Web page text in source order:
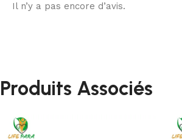
Il n’y a pas encore d’avis.
Produits Associés